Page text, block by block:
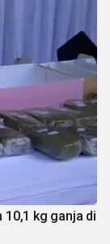
10,1 kg ganja di